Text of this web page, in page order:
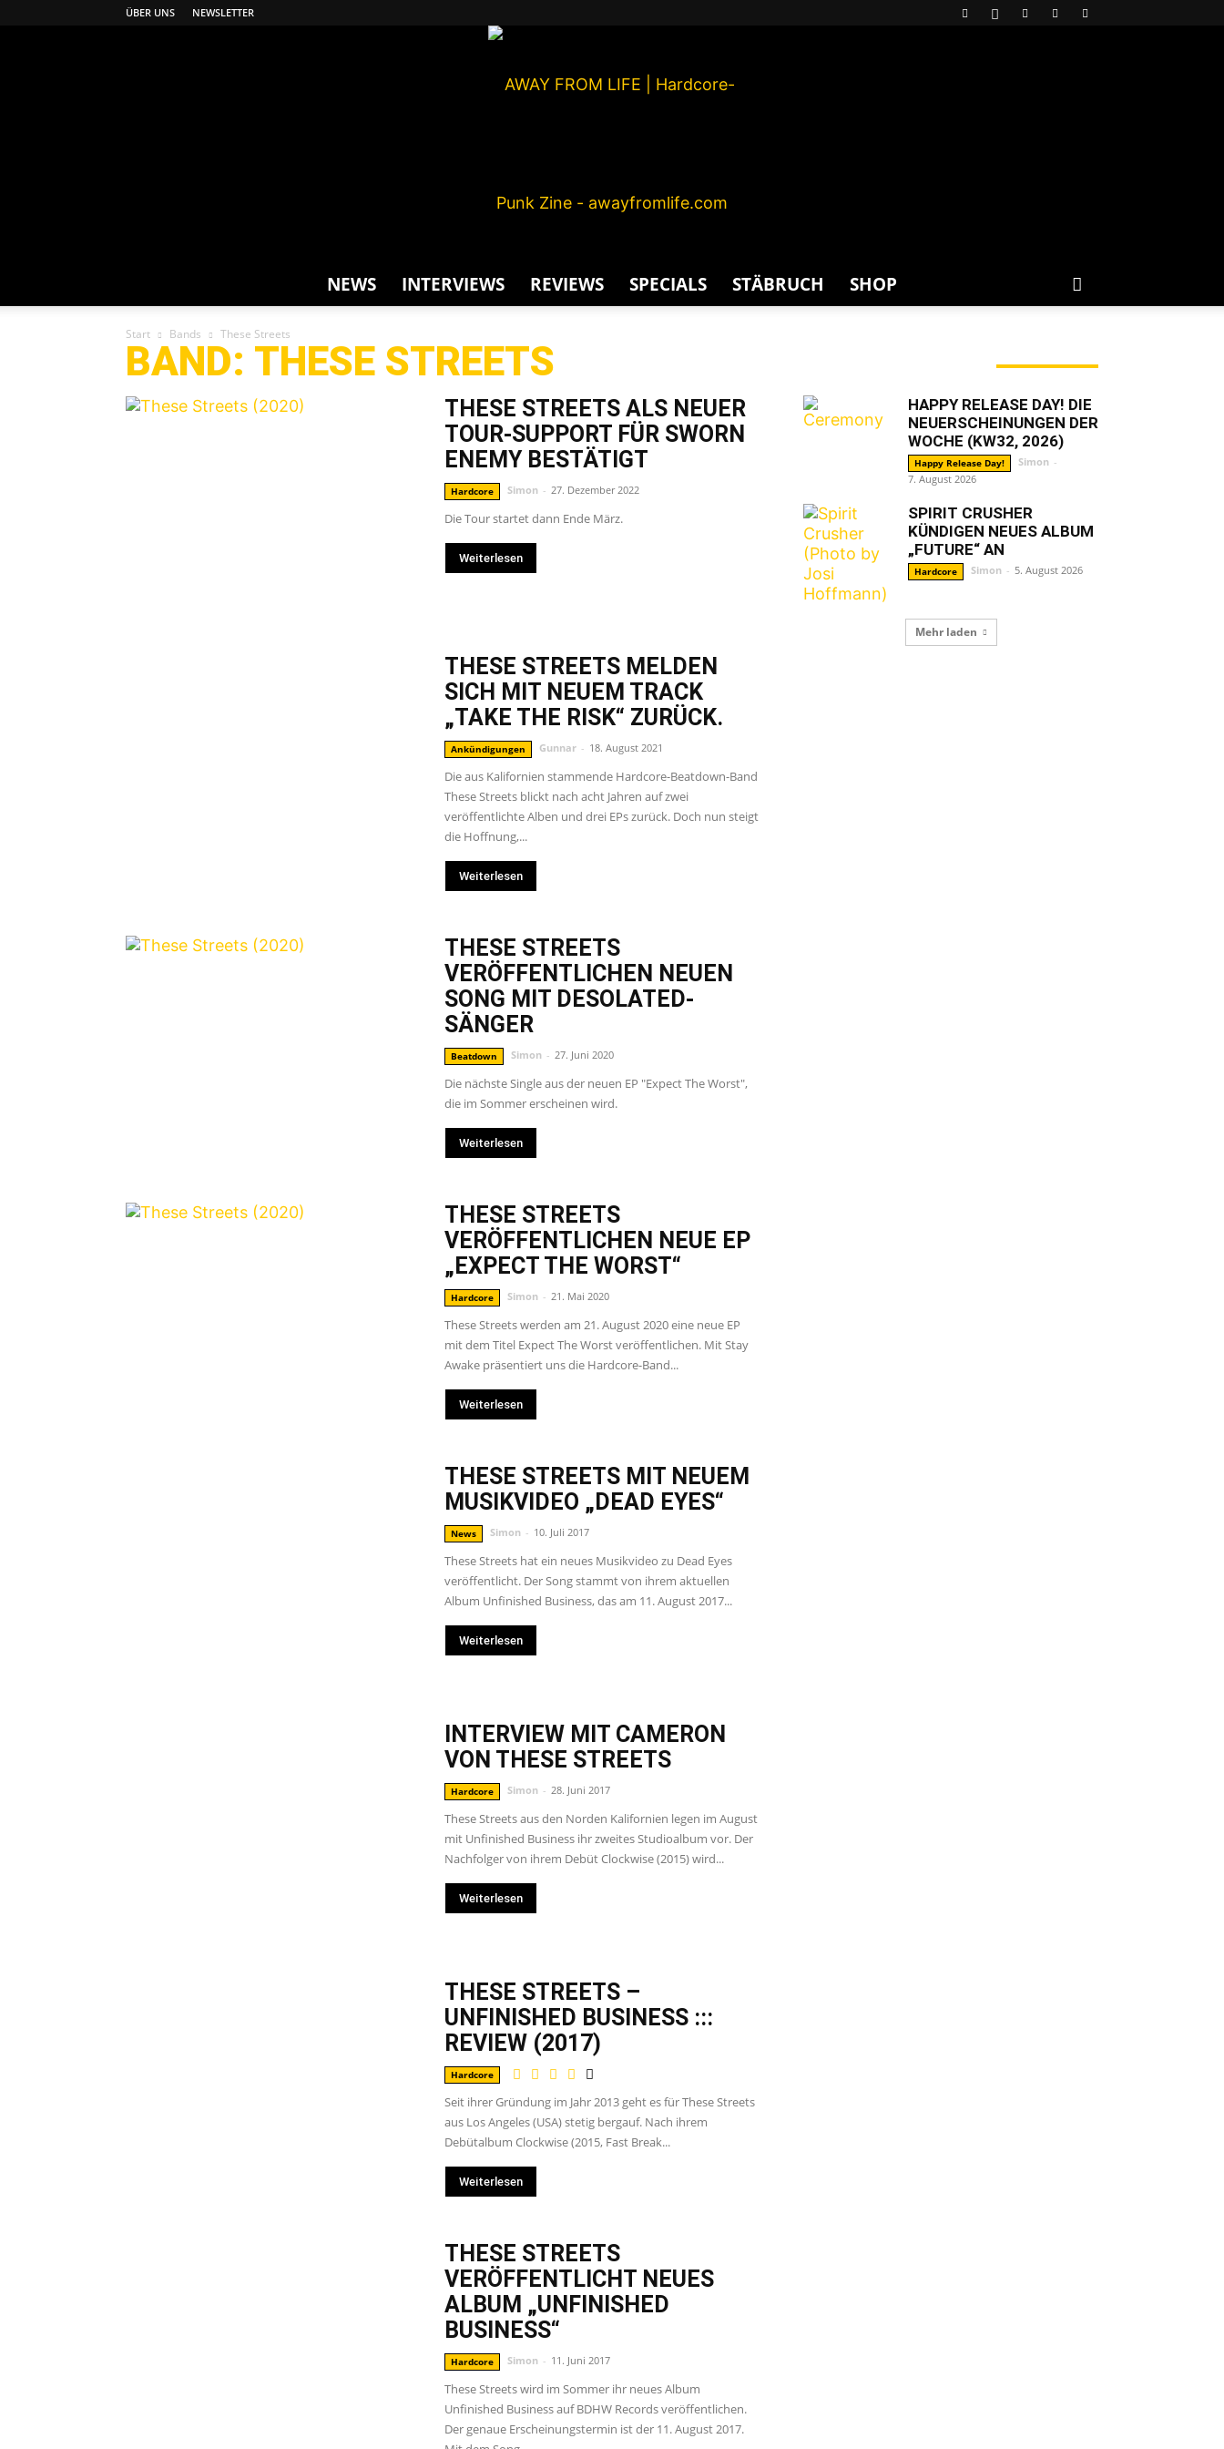
ÜBER UNS NEWSLETTER
FROM
NEWS INTERVIEWS REVIEWS SPECIALS STÄBRUCH SHOP
Start Bands These Streets
BAND: THESE STREETS
THESE STREETS ALS NEUER
TOUR-SUPPORT FÜR SWORN
ENEMY BESTÄTIGT
Hardcore Simon - 27. Dezember 2022
Die Tour startet dann Ende März.
Weiterlesen
THESE STREETS MELDEN
SICH MIT NEUEM TRACK
„TAKE THE RISK“ ZURÜCK.
Ankündigungen Gunnar - 18. August 2021
Die aus Kalifornien stammende Hardcore-Beatdown-Band
These Streets blickt nach acht Jahren auf zwei
veröffentlichte Alben und drei EPs zurück. Doch nun steigt
die Hoffnung,...
Weiterlesen
THESE STREETS
VERÖFFENTLICHEN NEUEN
SONG MIT DESOLATED-
SÄNGER
Beatdown Simon - 27. Juni 2020
Die nächste Single aus der neuen EP "Expect The Worst",
die im Sommer erscheinen wird.
Weiterlesen
THESE STREETS
VERÖFFENTLICHEN NEUE EP
„EXPECT THE WORST“
Hardcore Simon - 21. Mai 2020
These Streets werden am 21. August 2020 eine neue EP
mit dem Titel Expect The Worst veröffentlichen. Mit Stay
Awake präsentiert uns die Hardcore-Band...
Weiterlesen
THESE STREETS MIT NEUEM
MUSIKVIDEO „DEAD EYES“
News Simon - 10. Juli 2017
These Streets hat ein neues Musikvideo zu Dead Eyes
veröffentlicht. Der Song stammt von ihrem aktuellen
Album Unfinished Business, das am 11. August 2017...
Weiterlesen
INTERVIEW MIT CAMERON
VON THESE STREETS
Hardcore Simon - 28. Juni 2017
These Streets aus den Norden Kalifornien legen im August
mit Unfinished Business ihr zweites Studioalbum vor. Der
Nachfolger von ihrem Debüt Clockwise (2015) wird...
Weiterlesen
THESE STREETS –
UNFINISHED BUSINESS :::
REVIEW (2017)
Hardcore
Seit ihrer Gründung im Jahr 2013 geht es für These Streets
aus Los Angeles (USA) stetig bergauf. Nach ihrem
Debütalbum Clockwise (2015, Fast Break...
Weiterlesen
THESE STREETS
VERÖFFENTLICHT NEUES
ALBUM „UNFINISHED
BUSINESS“
Hardcore Simon - 11. Juni 2017
These Streets wird im Sommer ihr neues Album
Unfinished Business auf BDHW Records veröffentlichen.
Der genaue Erscheinungstermin ist der 11. August 2017.
HAPPY RELEASE DAY! DIE
NEUERSCHEINUNGEN DER
WOCHE (KW32, 2026)
Happy Release Day! Simon -
7. August 2026
SPIRIT CRUSHER
KÜNDIGEN NEUES ALBUM
„FUTURE“ AN
Hardcore Simon - 5. August 2026
Mehr laden